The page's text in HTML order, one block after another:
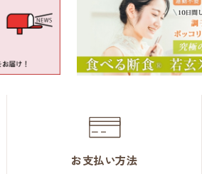
お支払い方法